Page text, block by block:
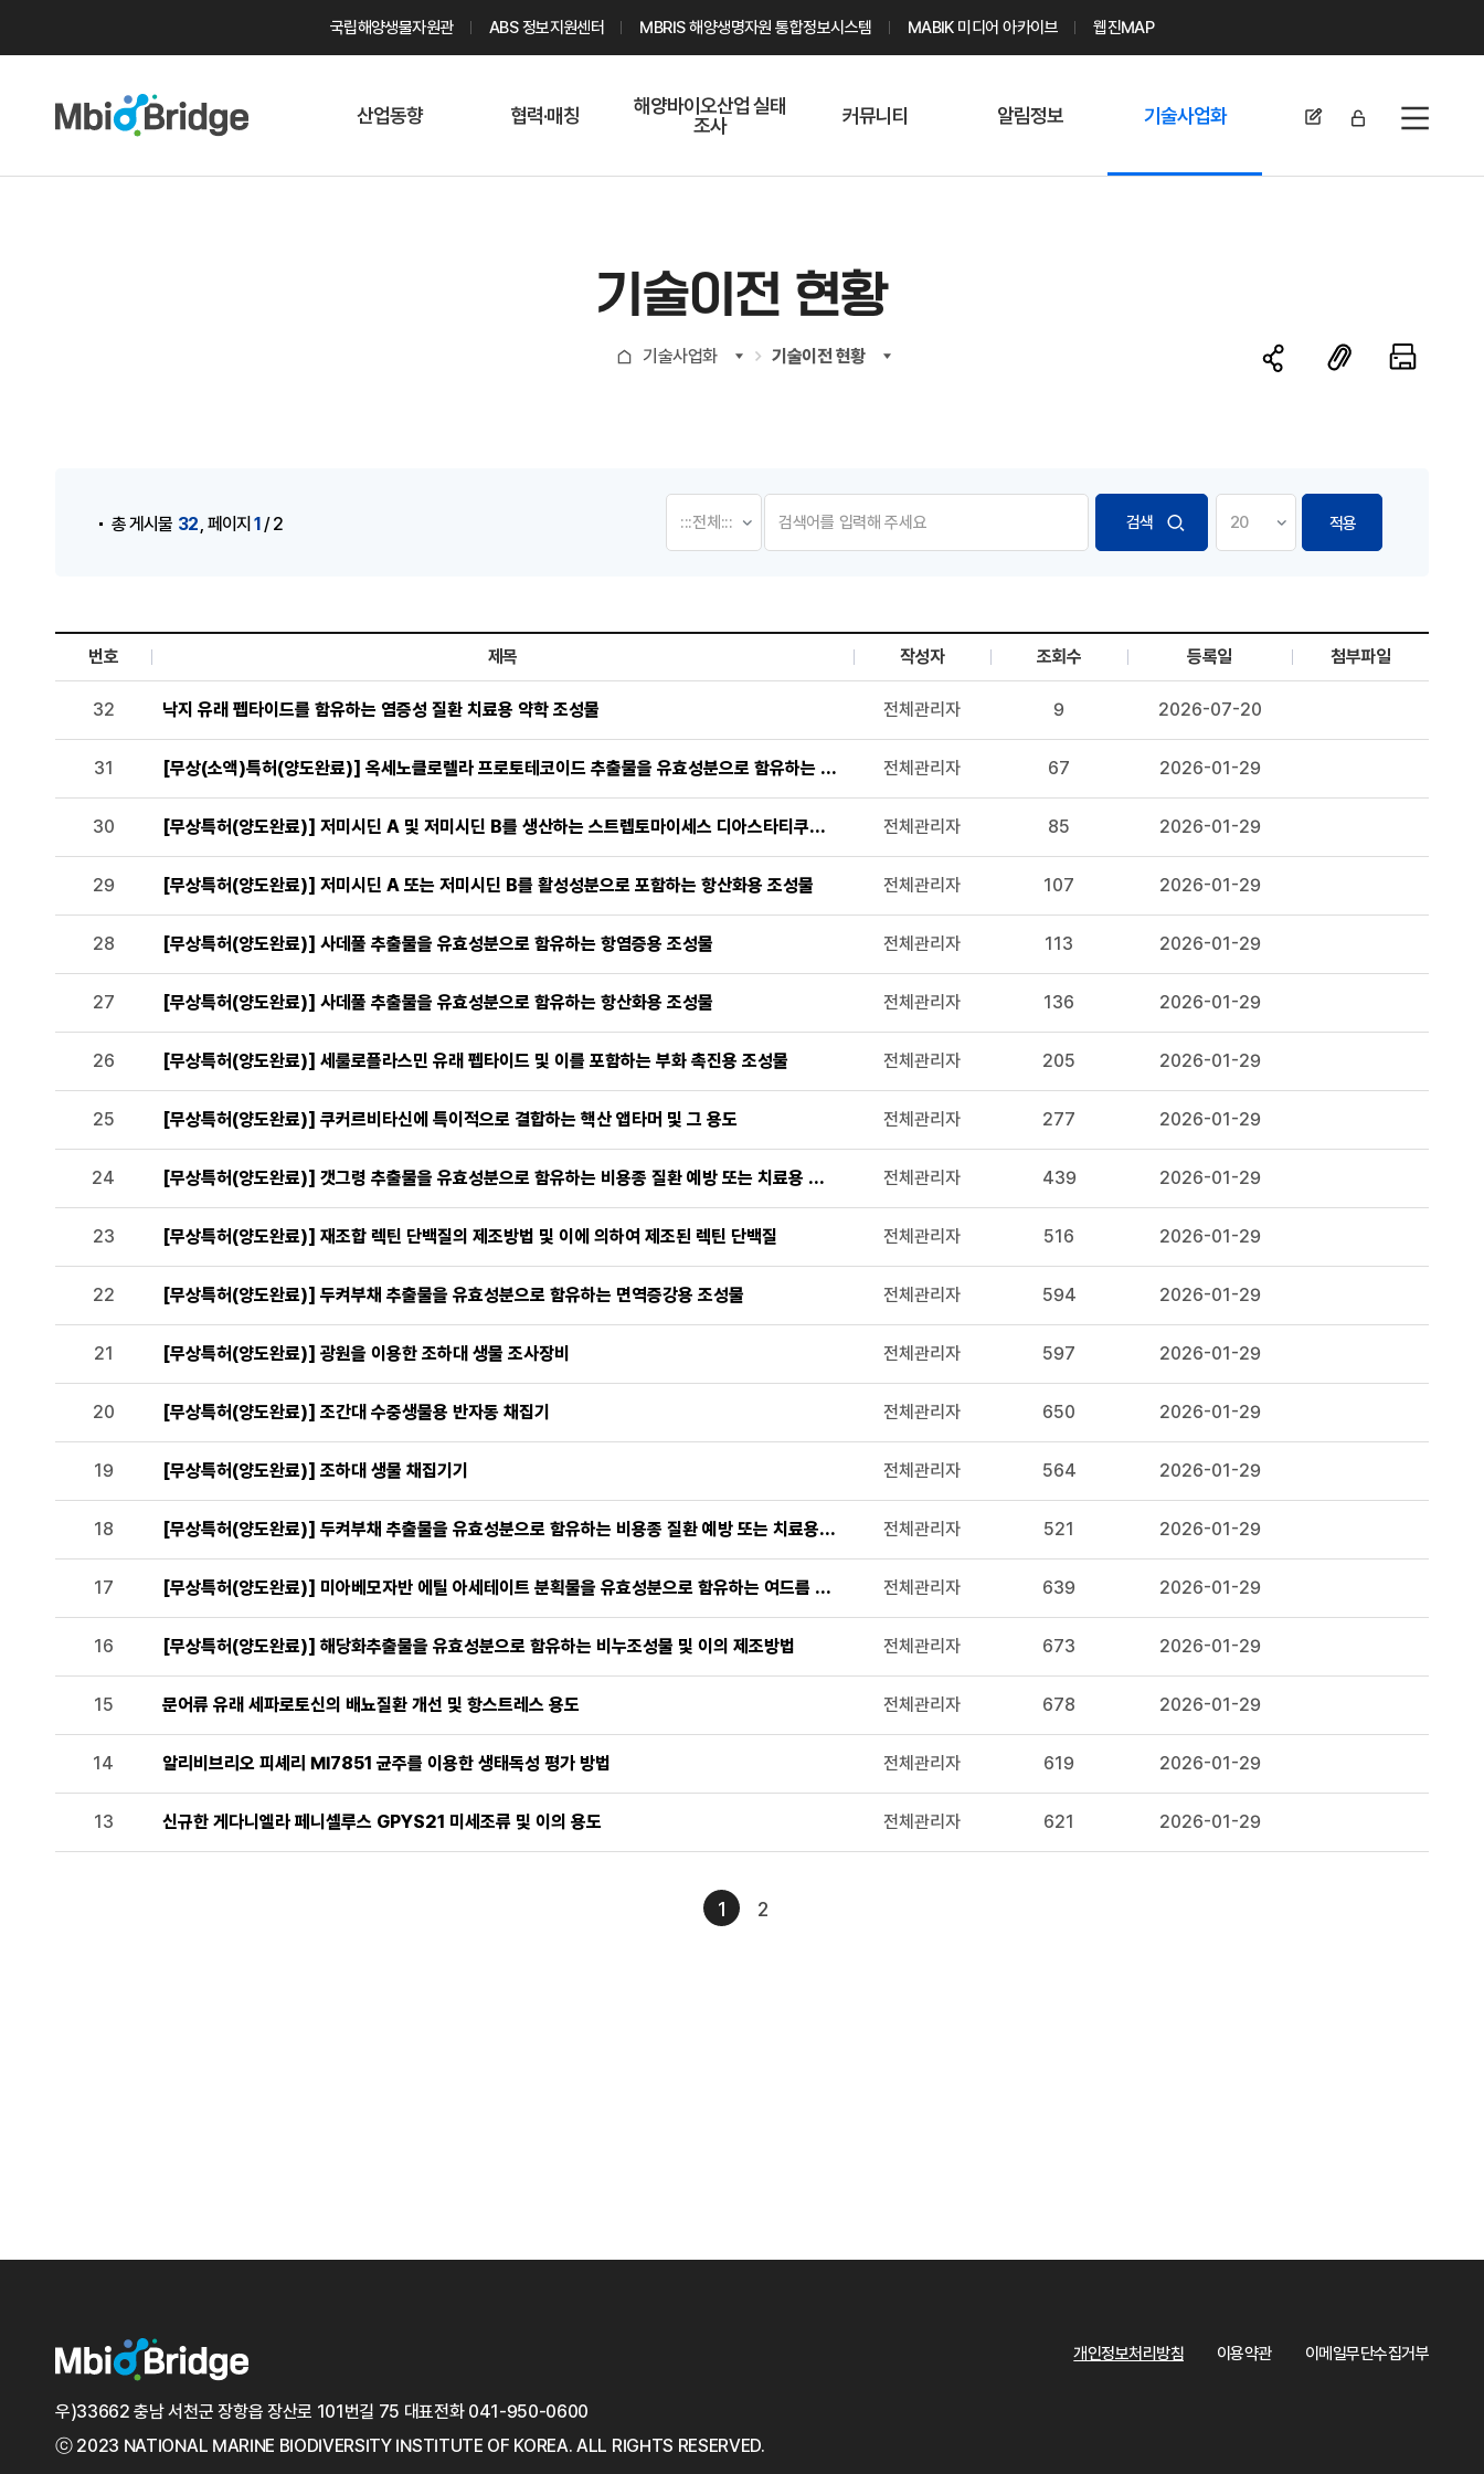
국립해양생물자원관 ABS 정보지원센터 MBRIS 해양생명자원 통합정보시스템 MABIK 미디어 아카이브 웹진MAP
전체메뉴
산업동향 협력·매칭
해양바이오산업 실태
조사
커뮤니티
지식포럼
해양바이오
기업현황
알림정보 기술사업화
기술이전 현황
기술사업화 기술이전 현황
총 게시물 32 ,페이지1/ 2 적용
기술이전 현황 목록으로 번호, 제목, 작성자, 조회수,등록일, 첨부파일로 나열 되고 있습니다.
번호 제목 작성자 조회수 등록일 첨부파일
32 낙지 유래 펩타이드를 함유하는 염증성 질환 치료용 약학 조성물 전체관리자 9 2026-07-20
31 [무상(소액)특허(양도완료)] 옥세노클로렐라 프로토테코이드 추출물을 유효성분으로 함유하는 항산화용 조성물
전체관리자 67 2026-01-29
30 [무상특허(양도완료)] 저미시딘 A 및 저미시딘 B를 생산하는 스트렙토마이세스 디아스타티쿠스 아종 아데스시아쿠스 SCS525 균주, 동 균주의 배양방법, 및 동 균주를 이용한 저미시딘 A 및
전체관리자 85 2026-01-29
29 [무상특허(양도완료)] 저미시딘 A 또는 저미시딘 B를 활성성분으로 포함하는 항산화용 조성물 전체관리자 107 2026-01-29
28 [무상특허(양도완료)] 사데풀 추출물을 유효성분으로 함유하는 항염증용 조성물 전체관리자 113 2026-01-29
27 [무상특허(양도완료)] 사데풀 추출물을 유효성분으로 함유하는 항산화용 조성물 전체관리자 136 2026-01-29
26 [무상특허(양도완료)] 세룰로플라스민 유래 펩타이드 및 이를 포함하는 부화 촉진용 조성물 전체관리자 205 2026-01-29
25 [무상특허(양도완료)] 쿠커르비타신에 특이적으로 결합하는 핵산 앱타머 및 그 용도 전체관리자 277 2026-01-29
24 [무상특허(양도완료)] 갯그령 추출물을 유효성분으로 함유하는 비용종 질환 예방 또는 치료용 조성물 전체관리자 439 2026-01-29
23 [무상특허(양도완료)] 재조합 렉틴 단백질의 제조방법 및 이에 의하여 제조된 렉틴 단백질 전체관리자 516 2026-01-29
22 [무상특허(양도완료)] 두켜부채 추출물을 유효성분으로 함유하는 면역증강용 조성물 전체관리자 594 2026-01-29
21 [무상특허(양도완료)] 광원을 이용한 조하대 생물 조사장비 전체관리자 597 2026-01-29
20 [무상특허(양도완료)] 조간대 수중생물용 반자동 채집기 전체관리자 650 2026-01-29
19 [무상특허(양도완료)] 조하대 생물 채집기기 전체관리자 564 2026-01-29
18 [무상특허(양도완료)] 두켜부채 추출물을 유효성분으로 함유하는 비용종 질환 예방 또는 치료용 조성물 전체관리자 521 2026-01-29
17 [무상특허(양도완료)] 미아베모자반 에틸 아세테이트 분획물을 유효성분으로 함유하는 여드름 예방 또는 치료용 조성물
전체관리자 639 2026-01-29
16 [무상특허(양도완료)] 해당화추출물을 유효성분으로 함유하는 비누조성물 및 이의 제조방법 전체관리자 673 2026-01-29
15 문어류 유래 세파로토신의 배뇨질환 개선 및 항스트레스 용도 전체관리자 678 2026-01-29
14 알리비브리오 피셰리 MI7851 균주를 이용한 생태독성 평가 방법 전체관리자 619 2026-01-29
13 신규한 게다니엘라 페니셀루스 GPYS21 미세조류 및 이의 용도 전체관리자 621 2026-01-29
1 2
개인정보처리방침 이용약관 이메일무단수집거부
우)33662 충남 서천군 장항읍 장산로 101번길 75 대표전화 041-950-0600
ⓒ 2023 NATIONAL MARINE BIODIVERSITY INSTITUTE OF KOREA. ALL RIGHTS RESERVED.